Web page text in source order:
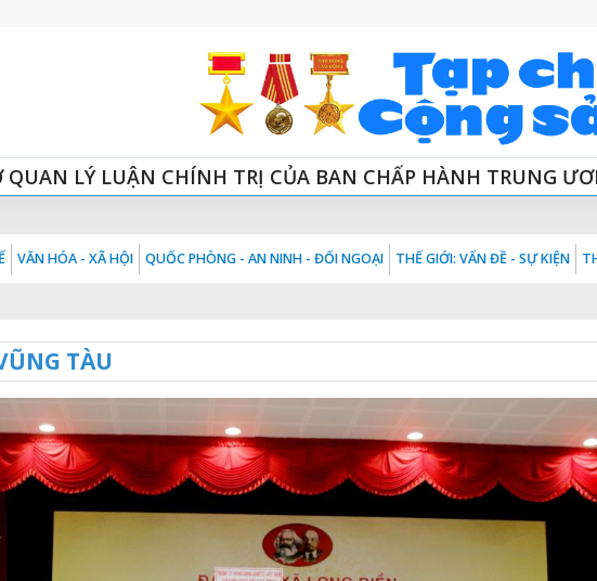
QUAN LÝ LUẬN CHÍNH TRỊ CỦA BAN CHẤP HÀNH TRUNG
VĂN HÓA - XÃ HỘI QUỐC PHÒNG - AN NINH - ĐỐI NGOẠI THẾ GIỚI: VẤN ĐỀ - SỰ KIỆN
TÀU